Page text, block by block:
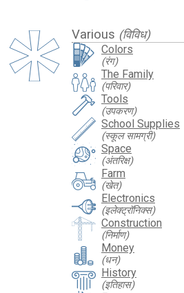
Various (विविध)
Colors
(रंग)
The Family
(परिवार)
Tools
(उपकरण)
School Supplies
(स्कूल सामग्री)
Space
(अंतरिक्ष)
Farm
(खेत)
Electronics
(इलेक्ट्रॉनिक्स)
Construction
(निर्माण)
Money
(धन)
History
(इतिहास)